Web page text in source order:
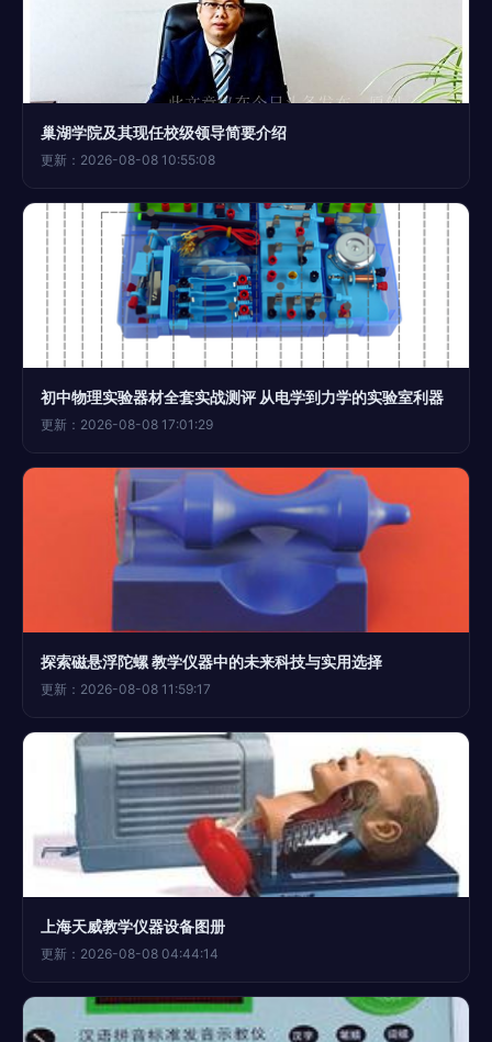
巢湖学院及其现任校级领导简要介绍
更新：2026-08-08 10:55:08
初中物理实验器材全套实战测评 从电学到力学的实验室利器
更新：2026-08-08 17:01:29
探索磁悬浮陀螺 教学仪器中的未来科技与实用选择
更新：2026-08-08 11:59:17
上海天威教学仪器设备图册
更新：2026-08-08 04:44:14